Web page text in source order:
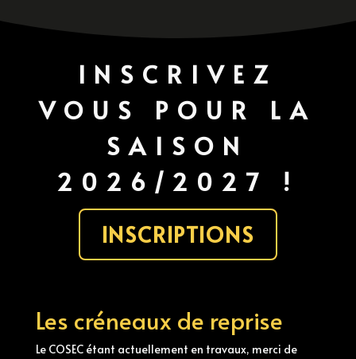
INSCRIVEZ
VOUS POUR LA
SAISON
2026/2027 !
INSCRIPTIONS
Les créneaux de reprise
Le COSEC étant actuellement en travaux, merci de